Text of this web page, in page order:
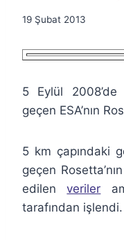
By
Fuat
Özyar
19 Şubat 2013
5 Eylül
geçen ESA’nın
5 km çapındaki
geçen
edilenveriler
tarafından işlendi.